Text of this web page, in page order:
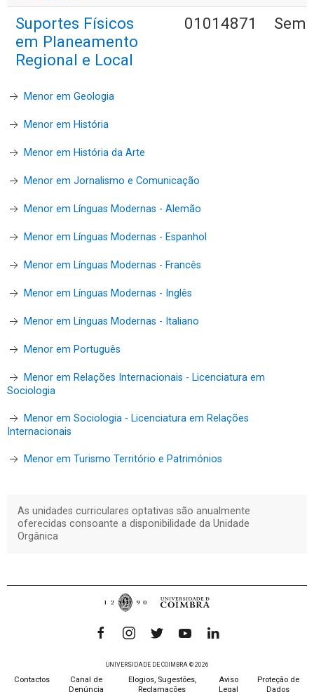
Suportes Físicos
em Planeamento
Regional e Local
01014871
Menor em Geologia
Menor em História
Menor em História da Arte
Menor em Jornalismo e Comunicação
Menor em Línguas Modernas - Alemão
Menor em Línguas Modernas - Espanhol
Menor em Línguas Modernas - Francês
Menor em Línguas Modernas - Inglês
Menor em Línguas Modernas - Italiano
Menor em Português
Menor em Relações Internacionais - Licenciatura em
Sociologia
Menor em Sociologia - Licenciatura em Relações
Internacionais
Menor em Turismo Território e Patrimónios
As unidades curriculares optativas são anualmente
oferecidas consoante a disponibilidade da Unidade
Orgânica
UNIVERSIDADE DE COIMBRA © 2026
Contactos
Canal de
Denúncia
Elogios, Sugestões,
Reclamações
Aviso
Legal
Proteção de
Dados